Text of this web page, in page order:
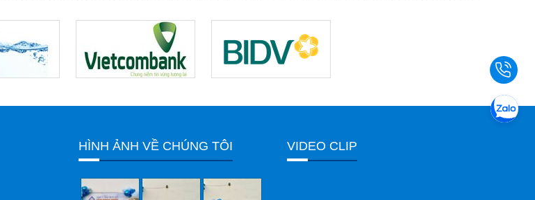
HÌNH ẢNH VỀ CHÚNG TÔI VIDEO CLIP